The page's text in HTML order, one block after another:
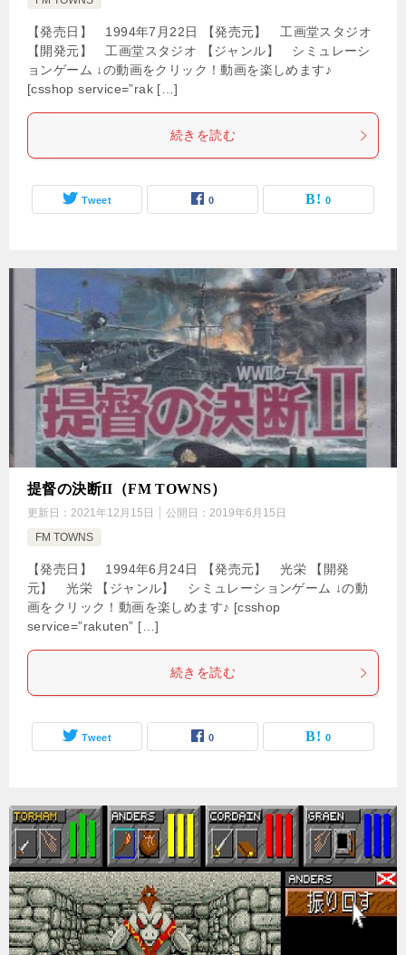
【発売日】 1994年7月22日 【発売元】 工画堂スタジオ
【開発元】 工画堂スタジオ 【ジャンル】 シミュレーシ
ョンゲーム ↓の動画をクリック！動画を楽しめます♪
[csshop service=”rak […]
続きを読む
Tweet 0 0
提督の決断II（FM TOWNS）
更新日： 2021年12月15日 公開日： 2019年6月15日
FM TOWNS
【発売日】 1994年6月24日 【発売元】 光栄 【開発
元】 光栄 【ジャンル】 シミュレーションゲーム ↓の動
画をクリック！動画を楽しめます♪ [csshop
service=”rakuten” […]
続きを読む
Tweet 0 0